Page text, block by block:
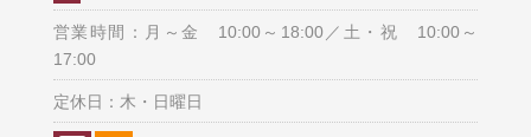
営業時間：月～金 10:00～18:00／土・祝 10:00～
17:00
定休日：木・日曜日